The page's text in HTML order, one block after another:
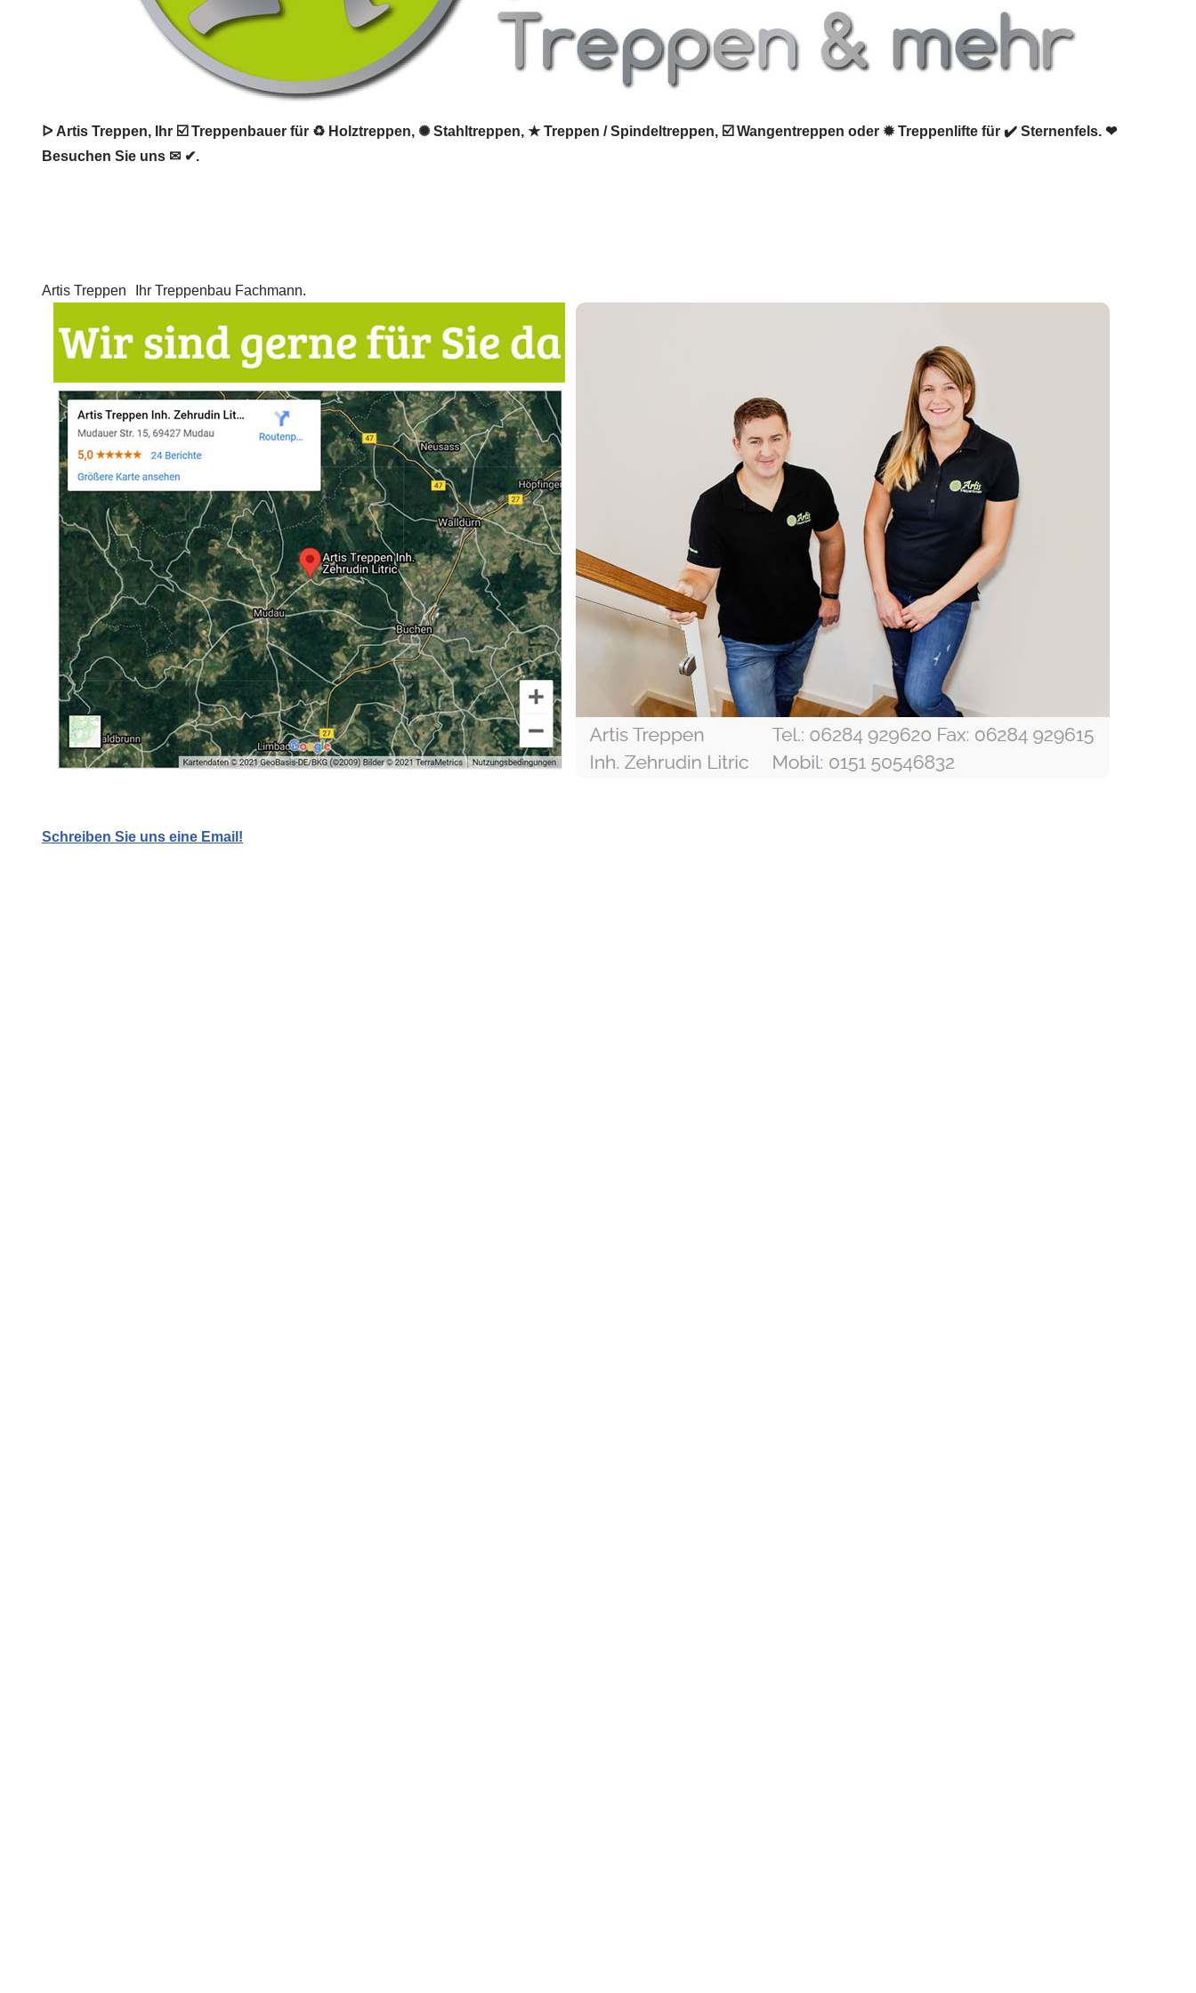
ᐅ Artis Treppen, Ihr ☑️ Treppenbauer für ♻ Holztreppen, ✺ Stahltreppen, ★ Treppen / Spindeltreppen, ☑️ Wangentreppen oder ✹ Treppenlifte für ✔️ Sternenfels. ❤
Besuchen Sie uns ✉ ✔.
Artis Treppen Ihr Treppenbau Fachmann.
Schreiben Sie uns eine Email!